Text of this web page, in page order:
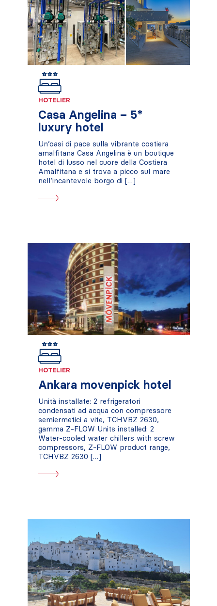
HOTELIER
Casa Angelina – 5*
luxury hotel
Un’oasi di pace sulla vibrante costiera
amalfitana Casa Angelina è un boutique
hotel di lusso nel cuore della Costiera
Amalfitana e si trova a picco sul mare
nell’incantevole borgo di […]
HOTELIER
Ankara movenpick hotel
Unità installate: 2 refrigeratori
condensati ad acqua con compressore
semiermetici a vite, TCHVBZ 2630,
gamma Z-FLOW Units installed: 2
Water-cooled water chillers with screw
compressors, Z-FLOW product range,
TCHVBZ 2630 […]